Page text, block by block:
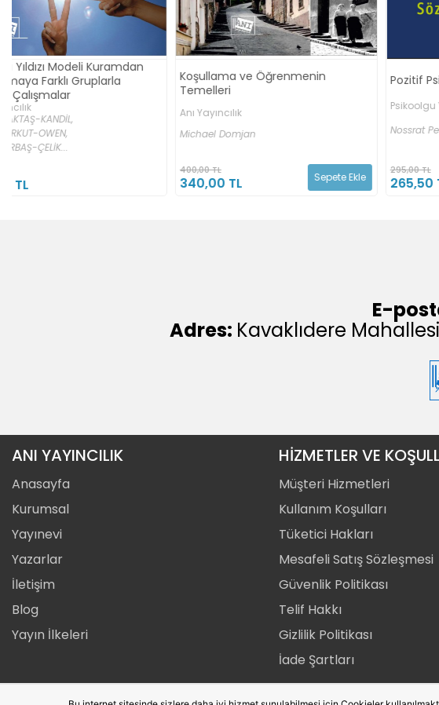
Koşullama ve Öğrenmenin
Temelleri
Anı Yayıncılık
Michael Domjan
340,00 TL Sepete Ekle
Pozitif Psikoterapi Sözlüğü
Nossrat Peseschkian,
265,50 TL Sepete Ekle
E-
Adres: Kavaklıdere
ANI YAYINCILIK
Anasayfa
Kurumsal
Yayınevi
Yazarlar
İletişim
Blog
Yayın İlkeleri
HİZMETLER VE
Müşteri Hizmetleri
Kullanım Koşulları
Tüketici Hakları
Mesafeli Satış Sözleşmesi
Güvenlik Politikası
Telif Hakkı
Gizlilik Politikası
İade Şartları